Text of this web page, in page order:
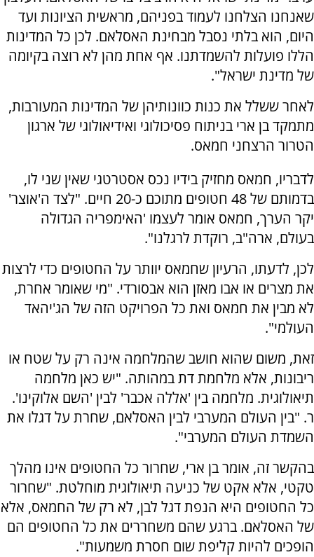
שאנחנו הצלחנו לעמוד בפניהם, מראשית הציונות ועד
היום, הוא בלתי נסבל מבחינת האסלאם. לכן כל המדינות
הללו פועלות להשמדתנו. אף אחת מהן לא רוצה בקיומה
של מדינת ישראל".
לאחר ששלל את כנות כוונותיהן של המדינות המעורבות,
מתמקד בן ארי בניתוח פסיכולוגי ואידיאולוגי של ארגון
הטרור הרצחני חמאס.
לדבריו, חמאס מחזיק בידיו נכס אסטרטגי שאין שני לו,
בדמותם של 48 חטופים מתוכם כ-20 חיים. "לצד ה'אוצר'
יקר הערך, חמאס אומר לעצמו 'האימפריה הגדולה
בעולם, ארה"ב, רוקדת לרגלנו".
לכן, לדעתו, הרעיון שחמאס יוותר על החטופים כדי לרצות
את מצרים או אבו מאזן הוא אבסורדי. "מי שאומר אחרת,
לא מבין את חמאס ואת כל הפרויקט הזה של הג'יהאד
העולמי".
זאת, משום שהוא חושב שהמלחמה אינה רק על שטח או
ריבונות, אלא מלחמת דת במהותה. "יש כאן מלחמה
תיאולוגית. מלחמה בין 'אללה אכבר' לבין 'השם אלוקינו'.
ר. "בין העולם המערבי לבין האסלאם, שחרת על דגלו את
השמדת העולם המערבי".
בהקשר זה, אומר בן ארי, שחרור כל החטופים אינו מהלך
טקטי, אלא אקט של כניעה תיאולוגית מוחלטת. "שחרור
כל החטופים היא הנפת דגל לבן, לא רק של החמאס, אלא
של האסלאם. ברגע שהם משחררים את כל החטופים הם
הופכים להיות קליפת שום חסרת משמעות".